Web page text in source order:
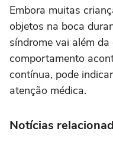
Embora muitas
objetos na boca
síndrome vai além
comportamento
contínua, pode
atenção médica.
Notícias